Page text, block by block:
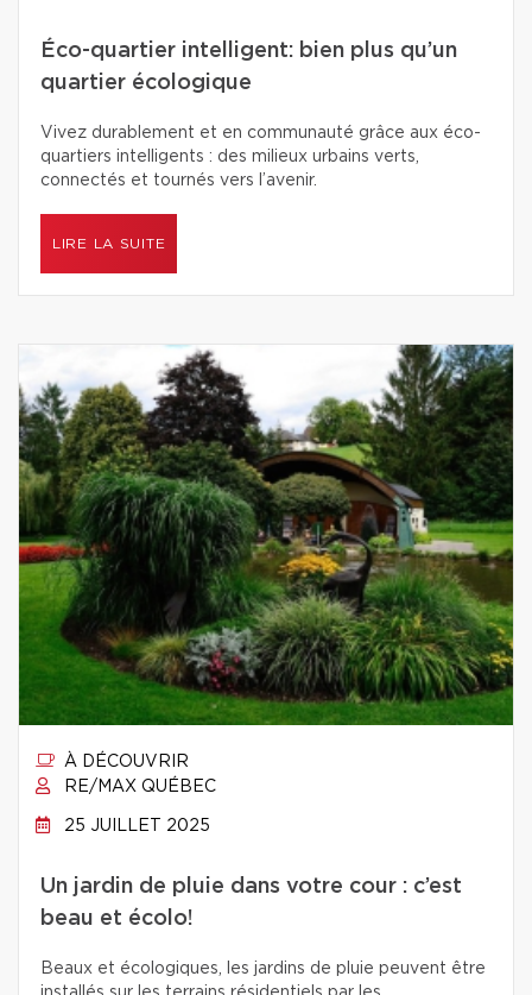
Éco-quartier intelligent: bien plus qu’un
quartier écologique
Vivez durablement et en communauté grâce aux éco-
quartiers intelligents : des milieux urbains verts,
connectés et tournés vers l’avenir.
LIRE LA SUITE
À DÉCOUVRIR
RE/MAX QUÉBEC
25 JUILLET 2025
Un jardin de pluie dans votre cour : c’est
beau et écolo!
Beaux et écologiques, les jardins de pluie peuvent être